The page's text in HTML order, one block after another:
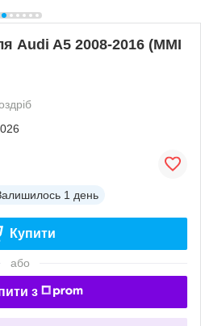
Audi A5 2008-2016 (MMI
1 день
Купити
або
з